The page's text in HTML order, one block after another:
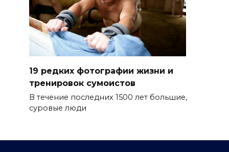
19 редких фотографии жизни и
тренировок сумоистов
В течение последних 1500 лет большие,
суровые люди